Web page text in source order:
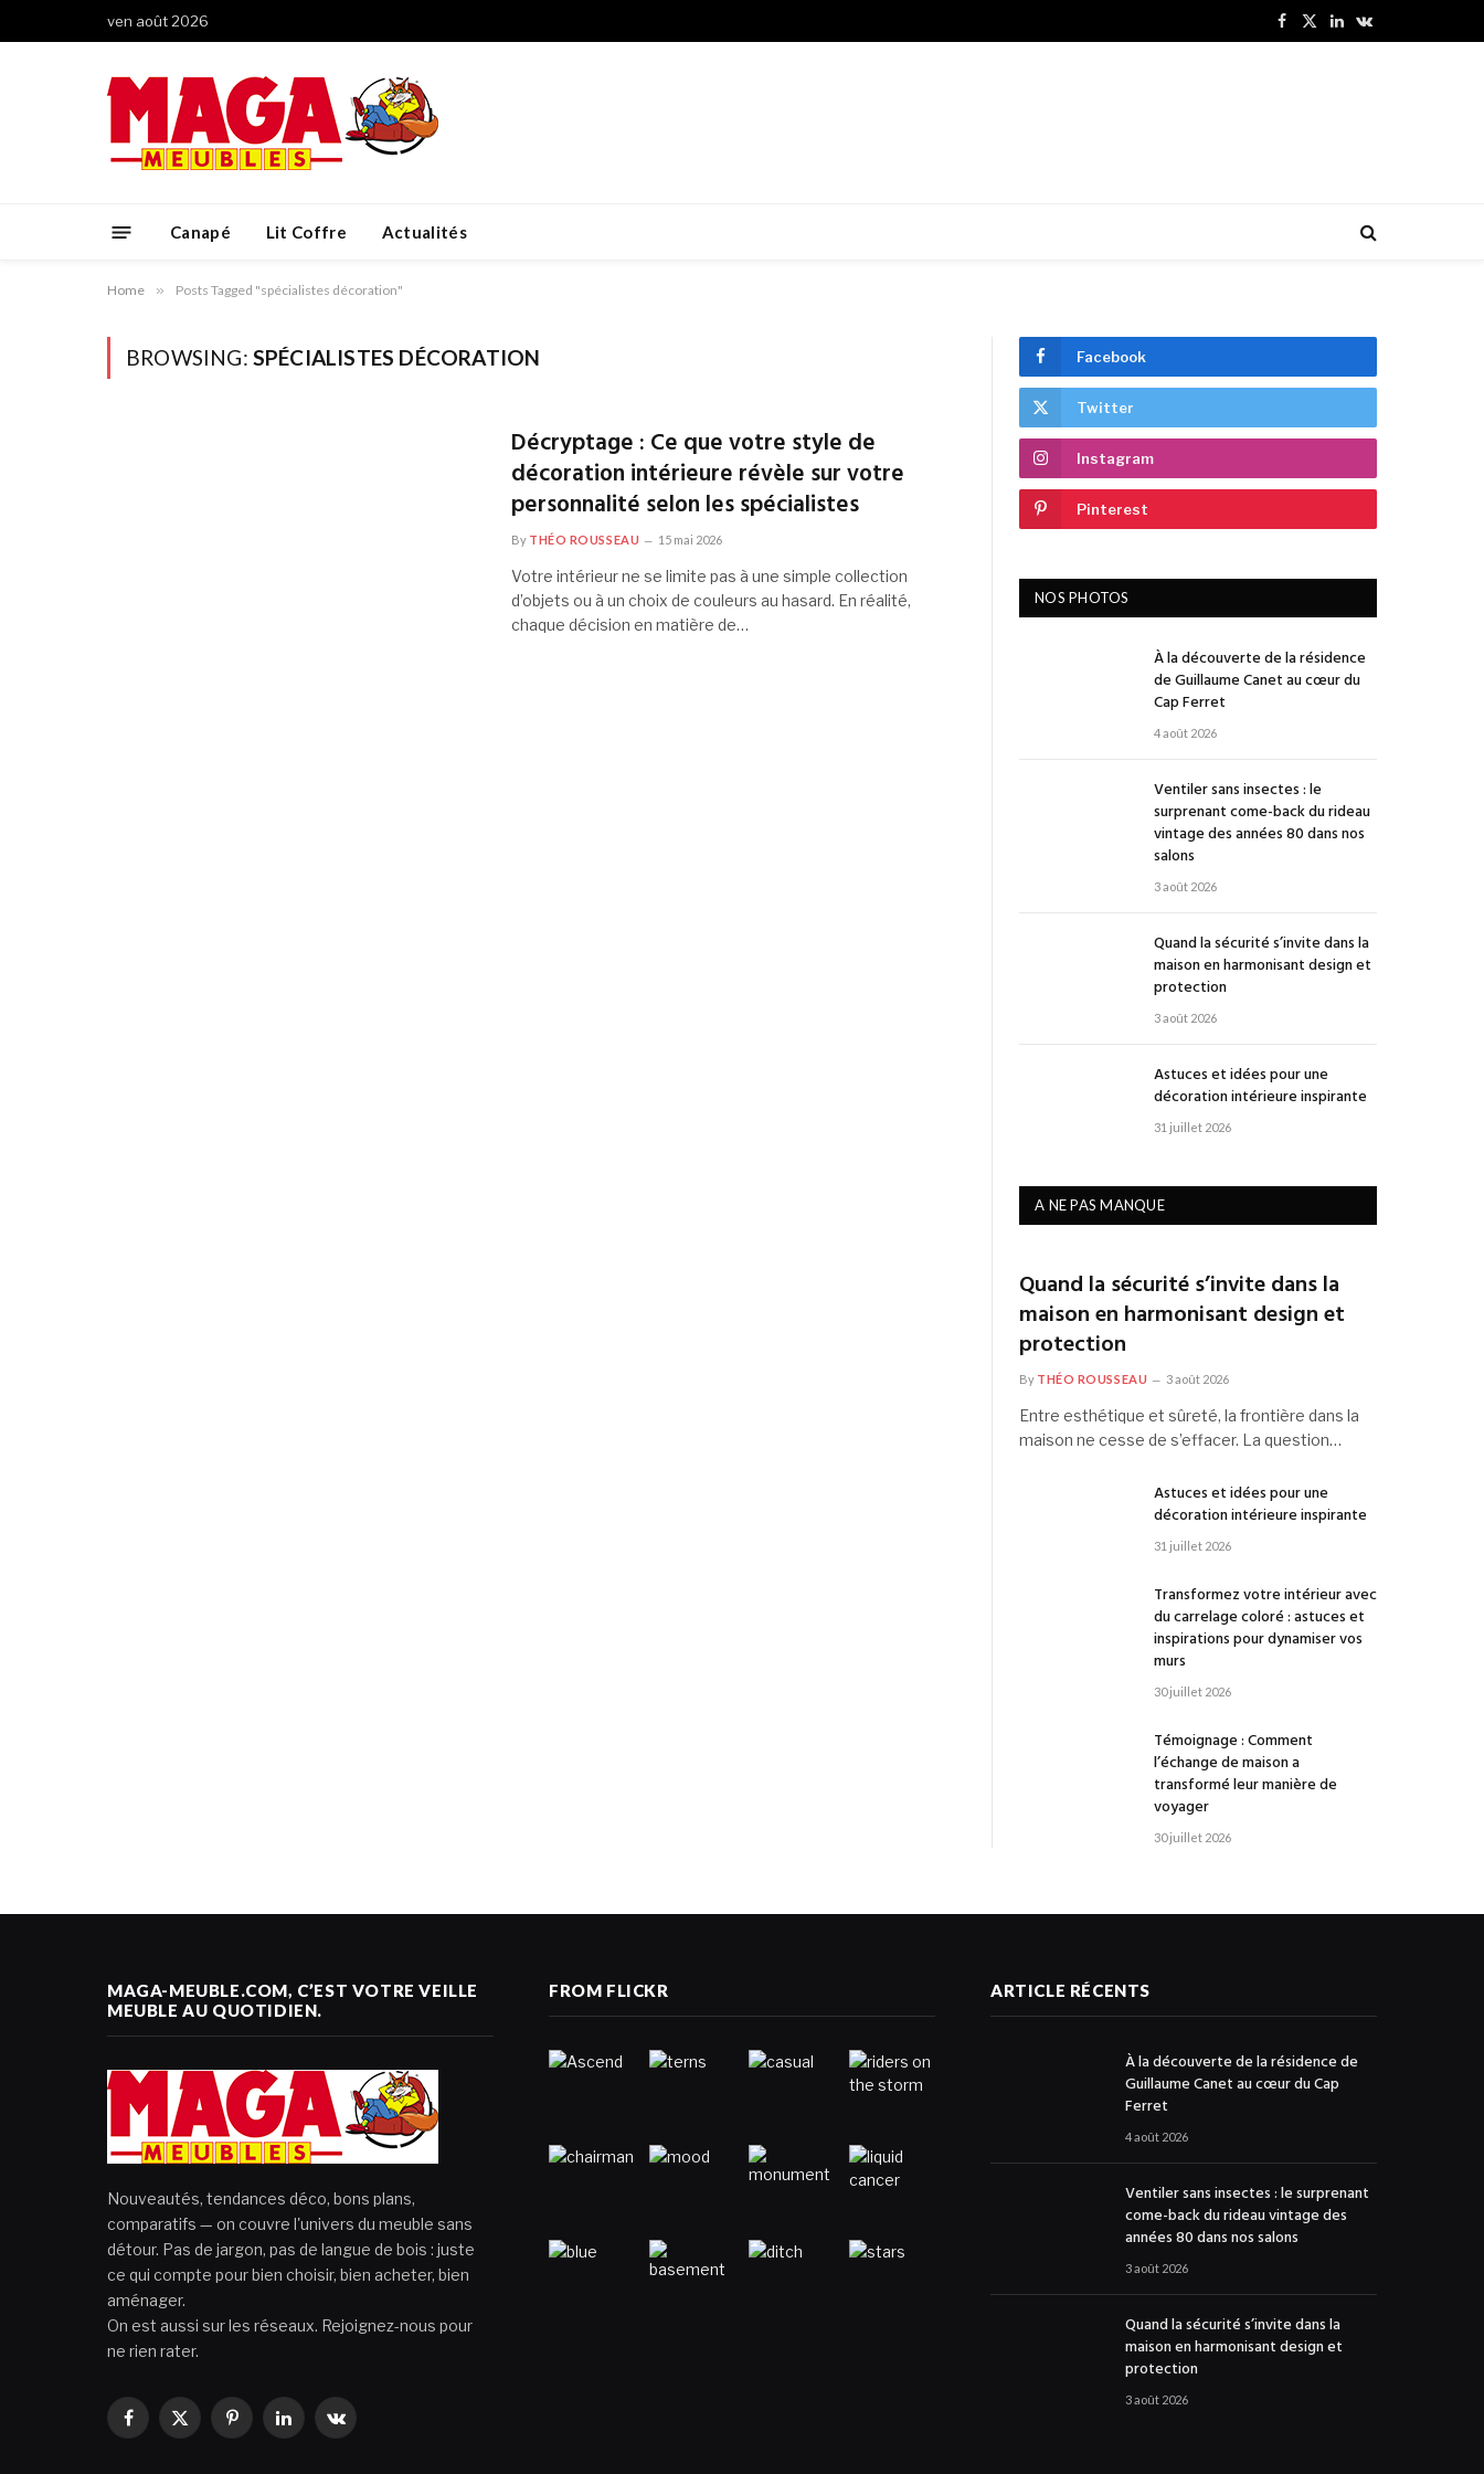
ven août 2026
Facebook
X
LinkedInVKontakte
Canapé Lit Coffre Actualités
Home » Posts Tagged "spécialistes décoration"
BROWSING: SPÉCIALISTES DÉCORATION
Décryptage : Ce que votre style de
décoration intérieure révèle sur votre
personnalité selon les spécialistes
By THÉO ROUSSEAU 15 mai 2026
Votre intérieur ne se limite pas à une simple collection
d’objets ou à un choix de couleurs au hasard. En réalité,
chaque décision en matière de…
Facebook
Twitter
Instagram
Pinterest
NOS PHOTOS
À la découverte de la résidence
de Guillaume Canet au cœur du
Cap Ferret
4 août 2026
Ventiler sans insectes : le
surprenant come-back du rideau
vintage des années 80 dans nos
salons
3 août 2026
Quand la sécurité s’invite dans la
maison en harmonisant design et
protection
3 août 2026
Astuces et idées pour une
décoration intérieure inspirante
31 juillet 2026
A NE PAS MANQUE
Quand la sécurité s’invite dans la
maison en harmonisant design et
protection
By THÉO ROUSSEAU 3 août 2026
Entre esthétique et sûreté, la frontière dans la
maison ne cesse de s’effacer. La question…
Astuces et idées pour une
décoration intérieure inspirante
31 juillet 2026
Transformez votre intérieur avec
du carrelage coloré : astuces et
inspirations pour dynamiser vos
murs
30 juillet 2026
Témoignage : Comment
l’échange de maison a
transformé leur manière de
voyager
30 juillet 2026
MAGA-MEUBLE.COM, C’EST VOTRE VEILLE
MEUBLE AU QUOTIDIEN.
Nouveautés, tendances déco, bons plans,
comparatifs — on couvre l'univers du meuble sans
détour. Pas de jargon, pas de langue de bois : juste
ce qui compte pour bien choisir, bien acheter, bien
aménager.
On est aussi sur les réseaux. Rejoignez-nous pour
ne rien rater.
Facebook
X
PinterestLinkedInVKontakte
FROM FLICKR ARTICLE RÉCENTS
À la découverte de la résidence de
Guillaume Canet au cœur du Cap
Ferret
4 août 2026
Ventiler sans insectes : le surprenant
come-back du rideau vintage des
années 80 dans nos salons
3 août 2026
Quand la sécurité s’invite dans la
maison en harmonisant design et
protection
3 août 2026